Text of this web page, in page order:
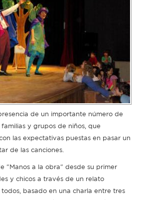
de un importante número de
y grupos de niños, que
las expectativas puestas en pasar un
de las canciones.
"Manos a la obra" desde su primer
y chicos a través de un relato
basado en una charla entre tres